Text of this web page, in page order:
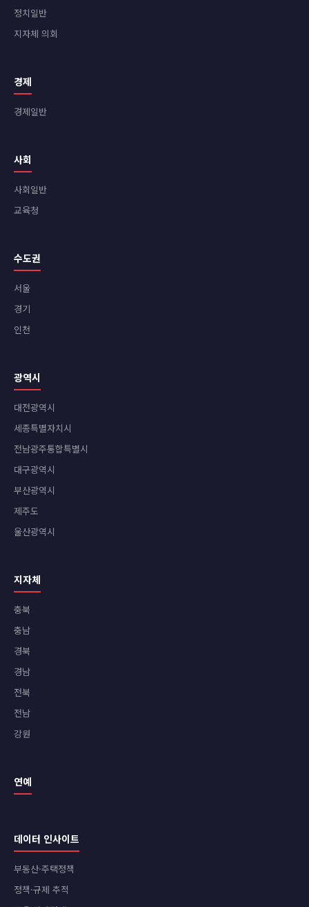
정치일반
지자체 의회
경제
경제일반
사회
사회일반
교육청
수도권
서울
경기
인천
광역시
대전광역시
세종특별자치시
전남광주통합특별시
대구광역시
부산광역시
제주도
울산광역시
지자체
충북
충남
경북
경남
전북
전남
강원
연예
데이터 인사이트
부동산·주택정책
정책·규제 추적